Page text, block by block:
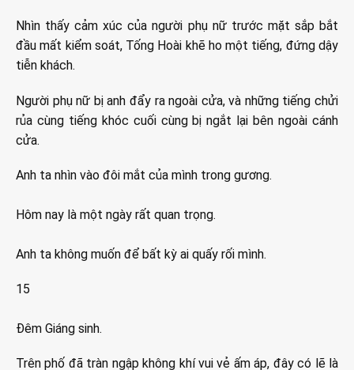
Nhìn thấy cảm xúc của người phụ nữ trước mặt sắp bắt
đầu mất kiểm soát, Tống Hoài khẽ ho một tiếng, đứng dậy
tiễn khách.
Người phụ nữ bị anh đẩy ra ngoài cửa, và những tiếng chửi
rủa cùng tiếng khóc cuối cùng bị ngắt lại bên ngoài cánh
cửa.
Anh ta nhìn vào đôi mắt của mình trong gương.
Hôm nay là một ngày rất quan trọng.
Anh ta không muốn để bất kỳ ai quấy rối mình.
15
Đêm Giáng sinh.
Trên phố đã tràn ngập không khí vui vẻ ấm áp, đây có lẽ là